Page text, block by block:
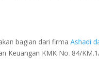
bagian dari firmaAshadi
Keuangan KMK No. 84/